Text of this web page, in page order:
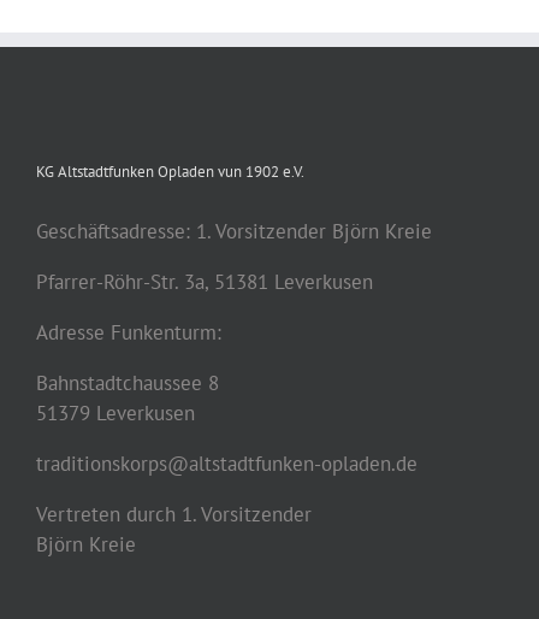
KG Altstadtfunken Opladen vun 1902 e.V.
Geschäftsadresse: 1. Vorsitzender Björn Kreie
Pfarrer-Röhr-Str. 3a, 51381 Leverkusen
Adresse Funkenturm:
Bahnstadtchaussee 8
51379 Leverkusen
traditionskorps@altstadtfunken-opladen.de
Vertreten durch 1. Vorsitzender
Björn Kreie